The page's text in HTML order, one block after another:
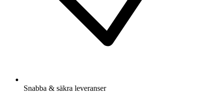
Snabba & säkra leveranser